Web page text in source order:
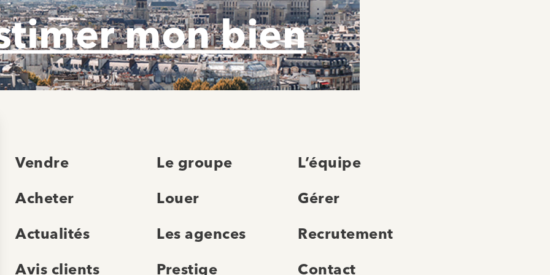
mon bien
Vendre Le groupe L’équipe
Acheter Louer Gérer
Actualités Les agences Recrutement
Avis clients Prestige Contact